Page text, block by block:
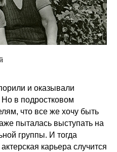
и оказывали
в подростковом
что все же хочу быть
пыталась выступать на
группы. И тогда
карьера случится